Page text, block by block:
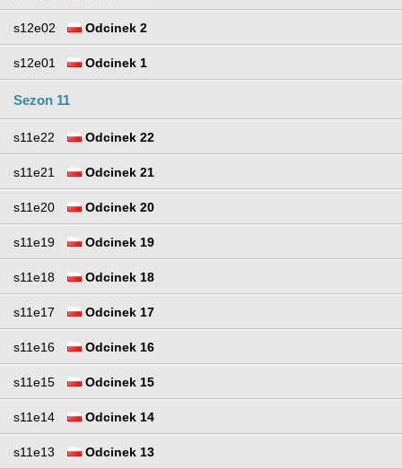
s12e02 Odcinek 2
s12e01 Odcinek 1
Sezon 11
s11e22 Odcinek 22
s11e21 Odcinek 21
s11e20 Odcinek 20
s11e19 Odcinek 19
s11e18 Odcinek 18
s11e17 Odcinek 17
s11e16 Odcinek 16
s11e15 Odcinek 15
s11e14 Odcinek 14
s11e13 Odcinek 13